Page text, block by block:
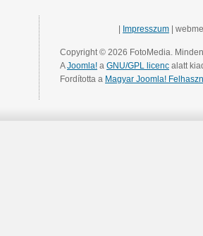
Impresszum |
Copyright © 2026 FotoMedia.
AJoomla! a GNU/GPL licenc alatt
Fordította a Magyar Joomla!